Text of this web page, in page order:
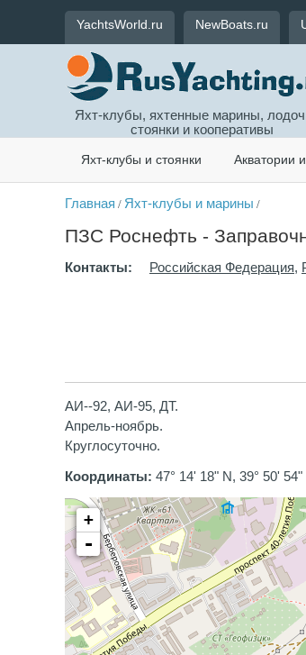
YachtsWorld.ru NewBoats.ru
Яхт-клубы, яхтенные марины,
стоянки и кооперативы
Яхт-клубы и стоянки Акватории
Главная / Яхт-клубы и марины /
ПЗС Роснефть -
Контакты: Российская Федерация,
АИ--92, АИ-95, ДТ.
Апрель-ноябрь.
Круглосуточно.
Координаты: 47° 14' 18" N, 39° 50' 54"
+
-